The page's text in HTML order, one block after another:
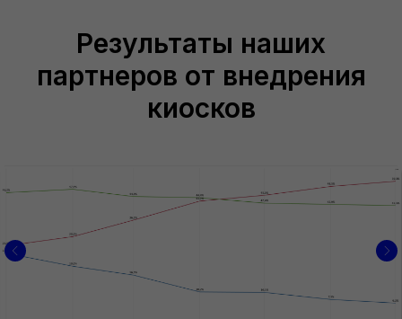
Результаты наших
партнеров от внедрения
киосков